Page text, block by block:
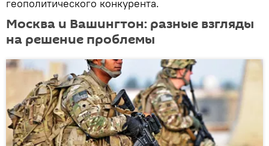
геополитического конкурента.
Москва и Вашингтон: разные взгляды
на решение проблемы